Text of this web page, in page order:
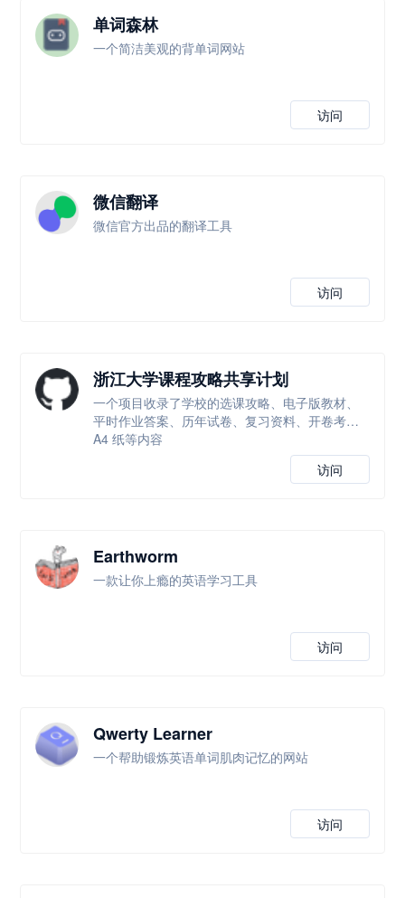
单词森林
一个简洁美观的背单词网站
访问
微信翻译
微信官方出品的翻译工具
访问
浙江大学课程攻略共享计划
一个项目收录了学校的选课攻略、电子版教材、
平时作业答案、历年试卷、复习资料、开卷考试
A4 纸等内容
访问
Earthworm
一款让你上瘾的英语学习工具
访问
Qwerty Learner
一个帮助锻炼英语单词肌肉记忆的网站
访问